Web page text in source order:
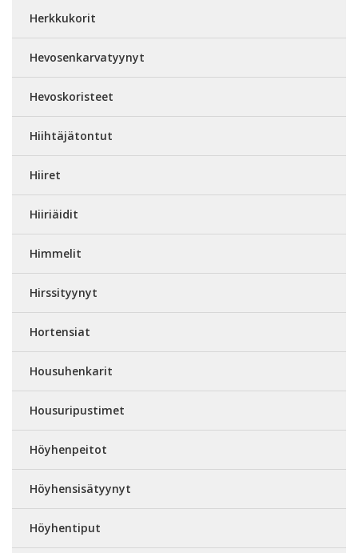
Herkkukorit
Hevosenkarvatyynyt
Hevoskoristeet
Hiihtäjätontut
Hiiret
Hiiriäidit
Himmelit
Hirssityynyt
Hortensiat
Housuhenkarit
Housuripustimet
Höyhenpeitot
Höyhensisätyynyt
Höyhentiput